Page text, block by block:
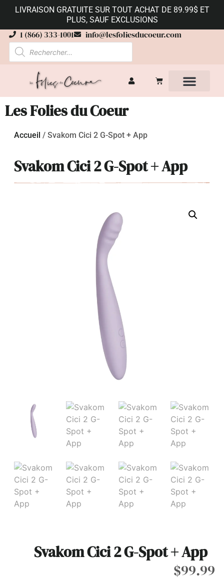
LIVRAISON GRATUITE SUR TOUT ACHAT DE 89.99$ ET
PLUS, SAUF EXCLUSIONS
1 (866) 333-1001 info@lesfoliesducoeur.com
Les Folies du Coeur
Accueil / Svakom Cici 2 G-Spot + App
Svakom Cici 2 G-Spot + App
Svakom Cici 2 G-Spot + App
$99.99